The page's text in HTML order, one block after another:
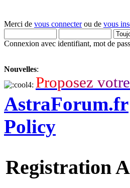
Merci de vous connecterou de vous
Connexion avec identifiant, mot de
Nouvelles:
Proposez votre
AstraForum.fr
Policy
Registration